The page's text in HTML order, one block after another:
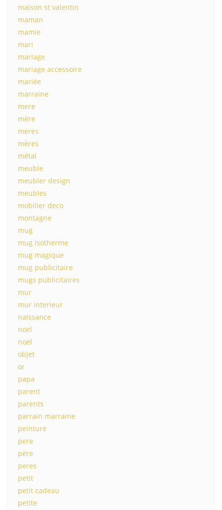
maison st valentin
maman
mamie
mari
mariage
mariage accessoire
mariée
marraine
mere
mère
meres
mères
métal
meuble
meubler design
meubles
mobilier deco
montagne
mug
mug isotherme
mug magique
mug publicitaire
mugs publicitaires
mur
mur interieur
naissance
noel
noël
objet
or
papa
parent
parents
parrain marraine
peinture
pere
père
peres
petit
petit cadeau
petite